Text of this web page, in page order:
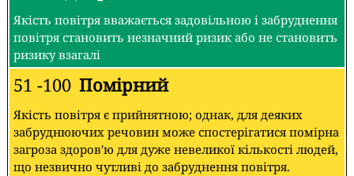
Якість повітря вважається задовільною і забруднення
повітря становить незначний ризик або не становить
ризику взагалі
51 -100 Помірний
Якість повітря є прийнятною; однак, для деяких
забруднюючих речовин може спостерігатися помірна
загроза здоров'ю для дуже невеликої кількості людей,
що незвично чутливі до забруднення повітря.